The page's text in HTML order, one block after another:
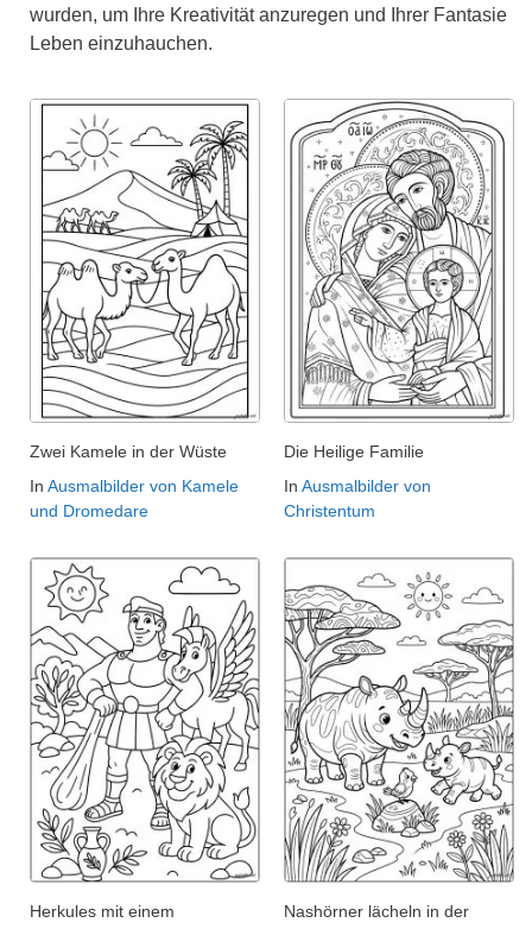
wurden, um Ihre Kreativität anzuregen und Ihrer Fantasie
Leben einzuhauchen.
Zwei Kamele in der Wüste
In Ausmalbilder von Kamele
und Dromedare
Die Heilige Familie
In Ausmalbilder von
Christentum
Herkules mit einem
Nashörner lächeln in der